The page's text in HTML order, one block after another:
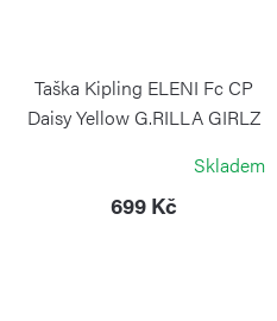
Taška Kipling ELENI Fc CP
Daisy Yellow G.RILLA GIRLZ
Skladem
699 Kč